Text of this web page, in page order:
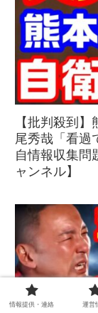
【批判殺到
尾秀哉「看過
自情報収集問
ャンネル】
情報提供・連絡 運営